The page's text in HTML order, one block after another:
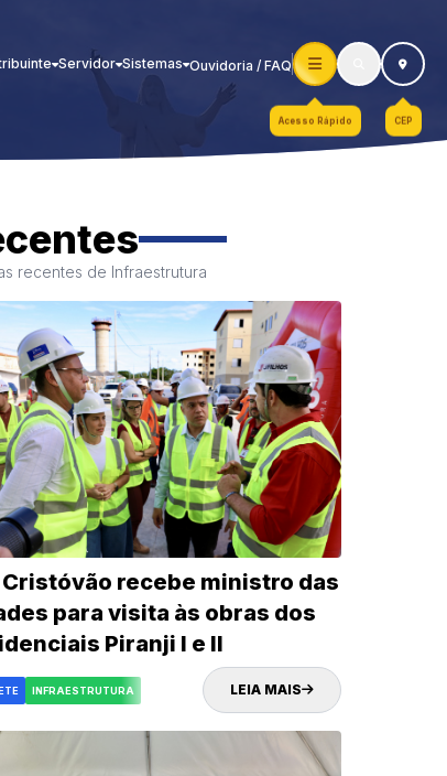
Servidor Sistemas Ouvidoria / FAQ
Acesso Rápido CEP
recentes de Infraestrutura
Cristóvão recebe ministro das
para visita às obras dos
Piranji I e II
INFRAESTRUTURA LEIA MAIS